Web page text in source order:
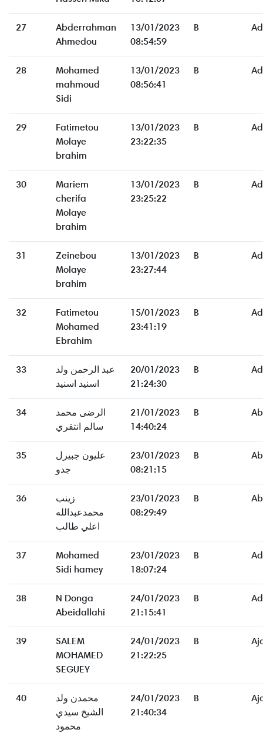
27
Abderrahman
Ahmedou
13/01/2023
08:54:59
B
28
Mohamed
mahmoud
Sidi
13/01/2023
08:56:41
B
29
Fatimetou
Molaye
brahim
13/01/2023
23:22:35
B
30
Mariem
cherifa
Molaye
brahim
13/01/2023
23:25:22
B
31
Zeinebou
Molaye
brahim
13/01/2023
23:27:44
B
32
Fatimetou
Mohamed
Ebrahim
15/01/2023
23:41:19
B
33
عبد الرحمن ولد
اسنيد اسنيد
20/01/2023
21:24:30
B
34
الرضى محمد
سالم انتقري
21/01/2023
14:40:24
B
35
عليون جبيرل
جدو
23/01/2023
08:21:15
B
36
زينب
محمدعبدالله
اعلي طالب
23/01/2023
08:29:49
B
37
Mohamed
Sidi hamey
23/01/2023
18:07:24
B
38
N Donga
Abeidallahi
24/01/2023
21:15:41
B
39
SALEM
MOHAMED
SEGUEY
24/01/2023
21:22:25
B
40
محمدن ولد
الشيخ سيدي
محمود
24/01/2023
21:40:34
B